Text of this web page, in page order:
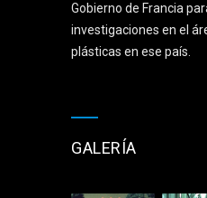
Gobierno de Francia
investigaciones en el
plásticas en ese país.
GALERÍA